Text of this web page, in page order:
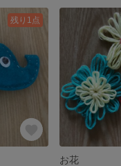
残り1点
お花